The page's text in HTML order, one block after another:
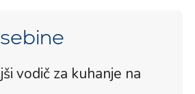
vodič za kuhanje na